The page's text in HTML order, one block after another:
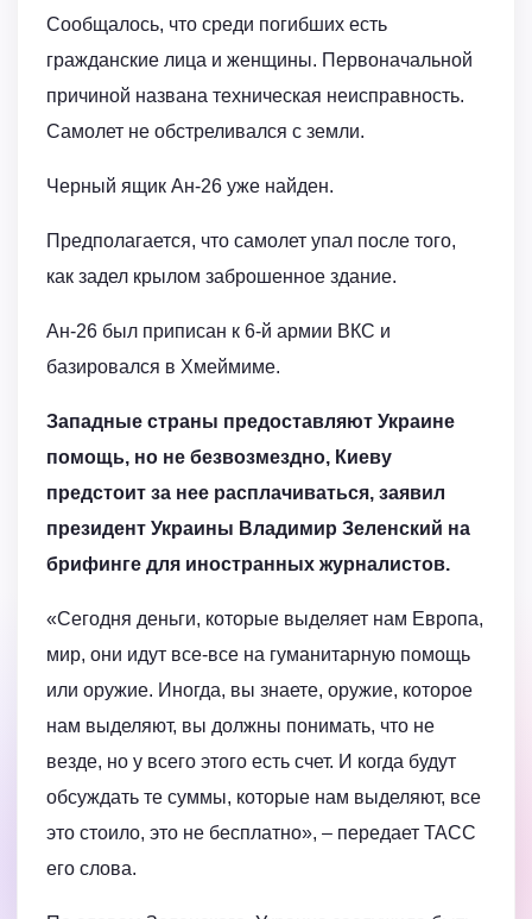
Сообщалось, что среди погибших есть
гражданские лица и женщины. Первоначальной
причиной названа техническая неисправность.
Самолет не обстреливался с земли.
Черный ящик Ан-26 уже найден.
Предполагается, что самолет упал после того,
как задел крылом заброшенное здание.
Ан-26 был приписан к 6-й армии ВКС и
базировался в Хмеймиме.
Западные страны предоставляют Украине
помощь, но не безвозмездно, Киеву
предстоит за нее расплачиваться, заявил
президент Украины Владимир Зеленский на
брифинге для иностранных журналистов.
«Сегодня деньги, которые выделяет нам Европа,
мир, они идут все-все на гуманитарную помощь
или оружие. Иногда, вы знаете, оружие, которое
нам выделяют, вы должны понимать, что не
везде, но у всего этого есть счет. И когда будут
обсуждать те суммы, которые нам выделяют, все
это стоило, это не бесплатно», – передает ТАСС
его слова.